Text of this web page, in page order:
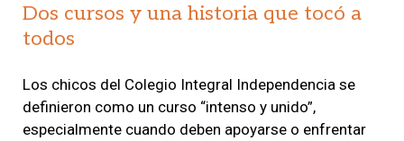
Dos cursos y una historia que tocó a
todos
Los chicos del Colegio Integral Independencia se
definieron como un curso “intenso y unido”,
especialmente cuando deben apoyarse o enfrentar